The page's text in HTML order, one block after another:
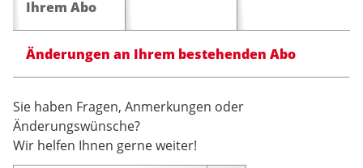
Änderungen an Ihrem bestehenden Abo
Ihrem Abo
Sie haben Fragen, Anmerkungen oder
Änderungswünsche?
Wir helfen Ihnen gerne weiter!